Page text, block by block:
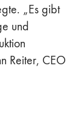
„Es gibt
und
Reiter, CEO